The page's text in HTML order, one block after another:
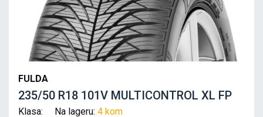
FULDA
235/50 R18 101V MULTICONTROL XL FP
Klasa: Na lageru: 4 kom